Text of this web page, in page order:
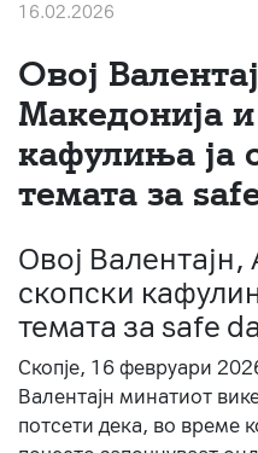
#ПодобарОнлајн
16.02.2026
Овој
Македонија
кафулиња ја
темата за
Овој
скопски
темата за safe
Скопје, 16 февруари
Валентајн минатиот
потсети дека, во време